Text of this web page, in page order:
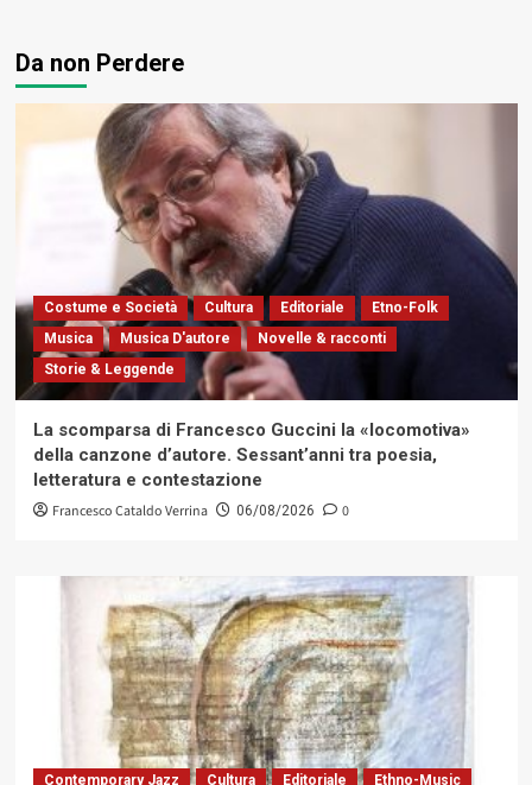
Da non Perdere
Costume e Società Cultura Editoriale
Etno-Folk
Musica
Musica D'autore
Novelle & racconti
Storie & Leggende
La scomparsa di Francesco Guccini la «locomotiva»
della canzone d’autore. Sessant’anni tra poesia,
letteratura e contestazione
Francesco Cataldo Verrina 06/08/2026 0
Contemporary Jazz Cultura Editoriale Ethno-Music